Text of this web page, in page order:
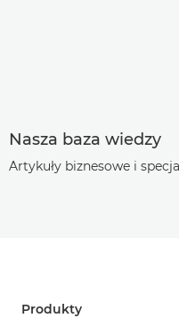
Nasza baza wiedzy
Artykuły biznesowe i
Produkty